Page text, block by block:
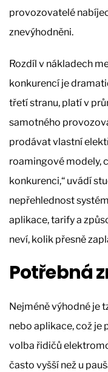
provozovatelé
znevýhodněni.
Rozdíl v nákladech
konkurencí je
třetí stranu, platí v
samotného
prodávat vlastní
roamingové modely,
konkurenci,“ uvádí
nepřehlednost
aplikace, tarify a
neví, kolik přesně
Potřebná
Nejméně výhodné je
nebo aplikace, což je
volba řidičů
často vyšší než u